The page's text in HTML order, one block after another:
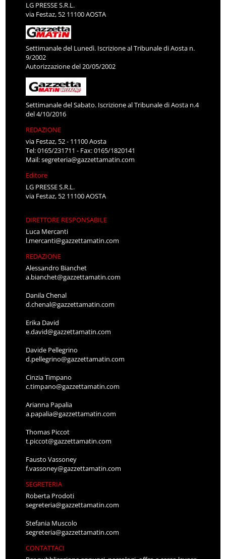
LG PRESSE S.R.L.
via Festaz, 52 11100 AOSTA
Settimanale del Lunedì. Iscrizione al Tribunale di Aosta n.
9/2002
Autorizzazione del 20/05/2002
Settimanale del Sabato. Iscrizione al Tribunale di Aosta n.4
del 4/10/2016
REDAZIONE
via Festaz, 52 - 11100 Aosta
Tel: 0165/231711 - Fax: 0165/1820141
Mail:segreteria@gazzettamatin.com
Editore
LG PRESSE S.R.L.
via Festaz, 52 11100 AOSTA
DIRETTORE RESPONSABILE
Luca Mercanti
l.mercanti@gazzettamatin.com
REDAZIONE
Alessandro Bianchet
a.bianchet@gazzettamatin.com
Danila Chenal
d.chenal@gazzettamatin.com
Erika David
e.david@gazzettamatin.com
Davide Pellegrino
d.pellegrino@gazzettamatin.com
Cinzia Timpano
c.timpano@gazzettamatin.com
Arianna Papalia
a.papalia@gazzettamatin.com
Thomas Piccot
t.piccot@gazzettamatin.com
Fausto Vassoney
f.vassoney@gazzettamatin.com
SEGRETERIA
Roberta Prodoti
segreteria@gazzettamatin.com
Stefania Muscolo
segreteria@gazzettamatin.com
CONTATTACI